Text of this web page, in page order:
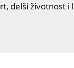
delší životnost i